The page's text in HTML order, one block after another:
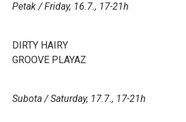
Petak / Friday, 16.7., 17-21h
DIRTY HAIRY
GROOVE PLAYAZ
Subota / Saturday, 17.7., 17-21h